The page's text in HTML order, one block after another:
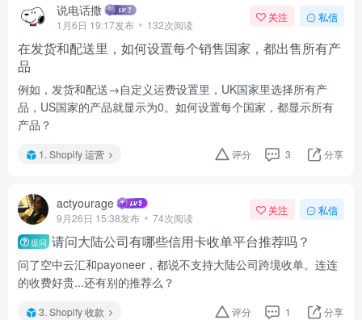
说电话撒
1月6日 19:17发布 132次阅读
关注 私信
在发货和配送里，如何设置每个销售国家，都出售所有产
品
例如，发货和配送→自定义运费设置里，UK国家里选择所有产
品，US国家的产品就显示为0。如何设置每个国家，都显示所有
产品？
1. Shopify 运营 评分 3 分享
actyourage
9月26日 15:38发布 74次阅读
关注 私信
提问 请问大陆公司有哪些信用卡收单平台推荐吗？
问了空中云汇和payoneer，都说不支持大陆公司跨境收单。连连
的收费好贵...还有别的推荐么？
3. Shopify 收款 评分 1 分享